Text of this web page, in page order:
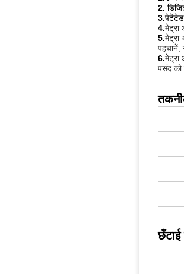
2.
3.पेटेंटेड
4.मेट्रा
5.मेट्रा
पहचानें,
6.मेट्रा
पसंद को
छँटाई